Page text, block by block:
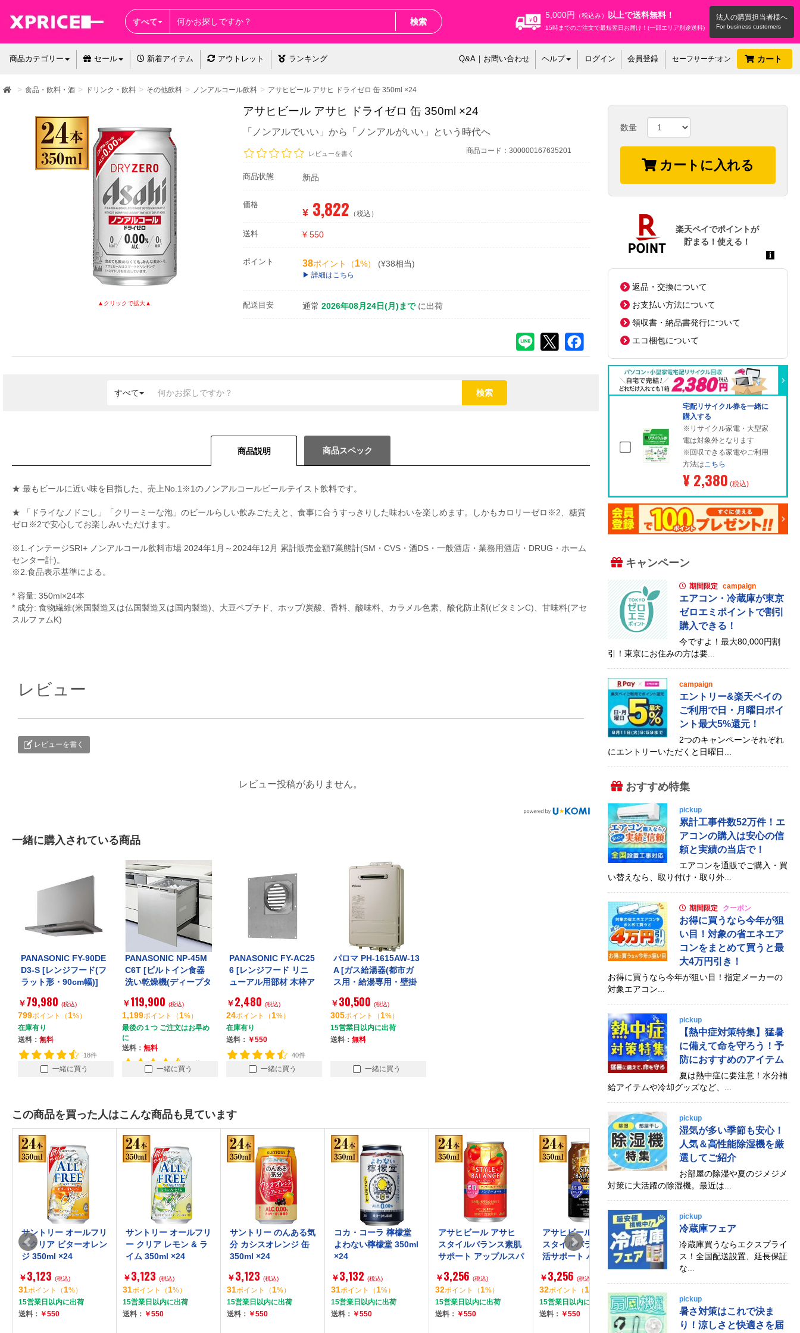
すべて 検索 法人の購買担当者様へ
5,000円 （税込み） 以上で送料無料！
15時までのご注文で最短翌日お届け！(一部エリア別途送料)
商品カテゴリー セール 新着アイテム アウトレット ランキング Q&A｜お問い合わせ ヘルプ ログイン 会員登録 セーフサーチ:オン カート
食品・飲料・酒 ドリンク・飲料 その他飲料 ノンアルコール飲料 アサヒビール アサヒ ドライゼロ 缶 350ml ×24
アサヒビール アサヒ ドライゼロ 缶 350ml ×24
「ノンアルでいい」から「ノンアルがいい」という時代へ
レビューを書く 商品コード：300000167635201
商品状態 新品
価格
¥ 3,822 （税込）
送料 ¥ 550
ポイント 38ポイント（1%） (¥38相当)
詳細はこちら
配送目安 通常 2026年08月24日(月)まで に出荷
すべて 検索
商品説明 商品スペック
★ 最もビールに近い味を目指した、売上No.1※1のノンアルコールビールテイスト飲料です。
★ 「ドライなノドごし」「クリーミーな泡」のビールらしい飲みごたえと、食事に合うすっきりした味わいを楽しめます。しかもカロリーゼロ※2、糖質
ゼロ※2で安心してお楽しみいただけます。
※1.インテージSRI+ ノンアルコール飲料市場 2024年1月～2024年12月 累計販売金額7業態計(SM・CVS・酒DS・一般酒店・業務用酒店・DRUG・ホーム
センター計)。
※2.食品表示基準による。
* 容量: 350ml×24本
* 成分: 食物繊維(米国製造又は仏国製造又は国内製造)、大豆ペプチド、ホップ/炭酸、香料、酸味料、カラメル色素、酸化防止剤(ビタミンC)、甘味料(アセ
スルファムK)
レビュー
レビューを書く
レビュー投稿がありません。
一緒に購入されている商品
PANASONIC FY-90DE
D3-S [レンジフード(フ
ラット形・90cm幅)]
￥79,980 (税込)
799ポイント （ 1%）
在庫有り
送料： 無料
18件
一緒に買う
PANASONIC NP-45M
C6T [ビルトイン食器
洗い乾燥機(ディープタ
5cm)]
￥119,900 (税込)
1,199ポイント （ 1%）
最後の１つ ご注文はお早め
に
送料： 無料
14件
一緒に買う
PANASONIC FY-AC25
6 [レンジフード リニ
ューアル用部材 木枠ア
プ置換用]
￥2,480 (税込)
24ポイント （ 1%）
在庫有り
送料： ￥550
40件
一緒に買う
パロマ PH-1615AW-13
A [ガス給湯器(都市ガ
ス用・給湯専用・壁掛
6号)]
￥30,500 (税込)
305ポイント （ 1%）
15営業日以内に出荷
送料： 無料
一緒に買う
この商品を買った人はこんな商品も見ています
サントリー オールフリ
ークリア ビターオレン
ジ 350ml ×24
￥3,123 (税込)
31ポイント （ 1%）
15営業日以内に出荷
送料： ￥550
サントリー オールフリ
ー クリア レモン & ラ
イム 350ml ×24
￥3,123 (税込)
31ポイント （ 1%）
15営業日以内に出荷
送料： ￥550
サントリー のんある気
分 カシスオレンジ 缶
350ml ×24
￥3,123 (税込)
31ポイント （ 1%）
15営業日以内に出荷
送料： ￥550
コカ・コーラ 檸檬堂
よわない檸檬堂 350ml
×24
￥3,132 (税込)
31ポイント （ 1%）
15営業日以内に出荷
送料： ￥550
アサヒビール アサヒ
スタイルバランス素肌
サポート アップルスパ
ール 缶 350ml ×24
￥3,256 (税込)
32ポイント （ 1%）
15営業日以内に出荷
送料： ￥550
アサヒビール アサヒ
スタイルバランス食生
活サポート ハイボール
ノンアルコール 缶 350
ml ×24
￥3,256 (税込)
32ポイント （ 1
15営業日以内に出荷
送料： ￥550
博水社 ハイサワーハイ
ッピーレモンビアテイ
スト 350ml ×12
15営業日以内に出荷
送料：無料
場 レモンサ
0ml ×24
送料：￥550
数量
カートに入れる
返品・交換について
お支払い方法について
領収書・納品書発行について
エコ梱包について
宅配リサイクル券を一緒に
購入する
※リサイクル家電・大型家
電は対象外となります
※回収できる家電やご利用
方法はこちら
¥ 2,380 (税込)
キャンペーン
期間限定 campaign
エアコン・冷蔵庫が東京
ゼロエミポイントで割引
購入できる！
今ですよ！最大80,000円割
引！東京にお住みの方は要...
campaign
エントリー&楽天ペイの
ご利用で日・月曜日ポイ
ント最大5%還元！
2つのキャンペーンそれぞれ
にエントリーいただくと日曜日...
おすすめ特集
pickup
累計工事件数52万件！エ
アコンの購入は安心の信
頼と実績の当店で！
エアコンを通販でご購入・買
い替えなら、取り付け・取り外...
期間限定 クーポン
お得に買うなら今年が狙
い目！対象の省エネエア
コンをまとめて買うと最
大4万円引き！
お得に買うなら今年が狙い目！指定メーカーの
対象エアコン...
pickup
【熱中症対策特集】猛暑
に備えて命を守ろう！予
防におすすめのアイテム
夏は熱中症に要注意！水分補
給アイテムや冷却グッズなど、...
pickup
湿気が多い季節も安心！
人気＆高性能除湿機を厳
選してご紹介
お部屋の除湿や夏のジメジメ
対策に大活躍の除湿機。最近は...
pickup
冷蔵庫フェア
冷蔵庫買うならエクスプライ
ス！全国配送設置、延長保証
な...
pickup
暑さ対策はこれで決ま
り！涼しさと快適さを届